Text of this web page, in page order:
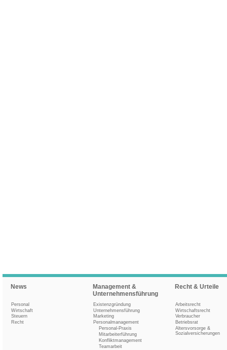
News
Personal
Wirtschaft
Steuern
Recht
Management &
Unternehmensführung
Existenzgründung
Unternehmensführung
Marketing
Personalmanagement
Personal-Praxis
Mitarbeiterführung
Konfliktmanagement
Teamarbeit
Recht & Urteile
Arbeitsrecht
Wirtschaftsrecht
Verbraucher
Betriebsrat
Altersvorsorge &
Sozialversicherungen